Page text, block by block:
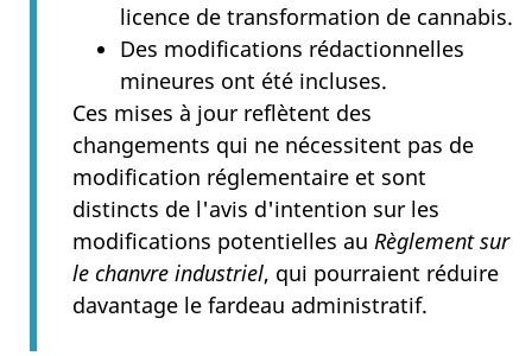
licence de transformation de cannabis.
Des modifications rédactionnelles
mineures ont été incluses.
Ces mises à jour reflètent des
changements qui ne nécessitent pas de
modification réglementaire et sont
distincts de l'avis d'intention sur les
modifications potentielles au Règlement sur
le chanvre industriel, qui pourraient réduire
davantage le fardeau administratif.